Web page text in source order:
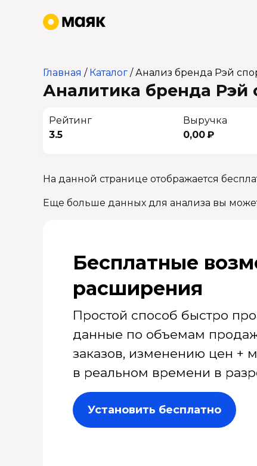
Главная / Каталог /Анализ бренда Рэй
Аналитика бренда Рэй
Рейтинг
3.5
Выручка
0,00 ₽
На данной странице отображается
Еще больше данных для анализа вы
Бесплатные
расширения
Простой способ быстро
данные по объемам
заказов, изменению цен +
в реальном времени в
Установить бесплатно